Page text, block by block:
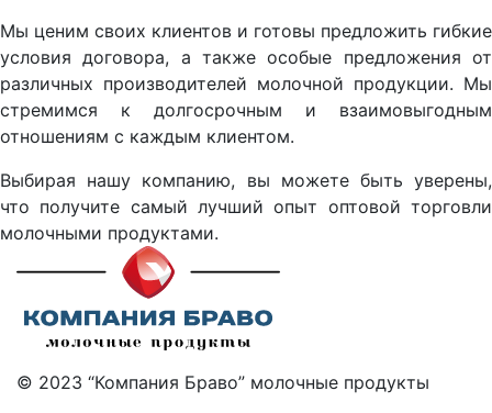
Мы ценим своих клиентов и готовы предложить гибкие
условия договора, а также особые предложения от
различных производителей молочной продукции. Мы
стремимся к долгосрочным и взаимовыгодным
отношениям с каждым клиентом.
Выбирая нашу компанию, вы можете быть уверены,
что получите самый лучший опыт оптовой торговли
молочными продуктами.
© 2023 “Компания Браво” молочные продукты